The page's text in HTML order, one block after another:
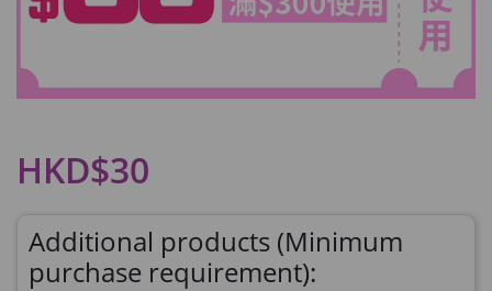
HKD$30
Additional products (Minimum
purchase requirement):